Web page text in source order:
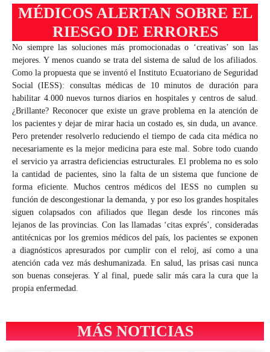
MÉDICOS ALERTAN SOBRE EL
RIESGO DE ERRORES
No siempre las soluciones más promocionadas o ‘creativas’ son las
mejores. Y menos cuando se trata del sistema de salud de los afiliados.
Como la propuesta que se inventó el Instituto Ecuatoriano de Seguridad
Social (IESS): consultas médicas de 10 minutos de duración para
habilitar 4.000 nuevos turnos diarios en hospitales y centros de salud.
¿Brillante? Reconocer que existe un grave problema en la atención de
los pacientes y dejar de mirar hacia un costado es, sin duda, un avance.
Pero pretender resolverlo reduciendo el tiempo de cada cita médica no
necesariamente es la mejor medicina para este mal. Sobre todo cuando
el servicio ya arrastra deficiencias estructurales. El problema no es solo
la cantidad de pacientes, sino la falta de un sistema que funcione de
forma eficiente. Muchos centros médicos del IESS no cumplen su
función de descongestionar la demanda, y por eso los grandes hospitales
siguen colapsados con afiliados que llegan desde los rincones más
lejanos de las provincias. Con las llamadas ‘citas exprés’, consideradas
antitécnicas por los gremios médicos del país, los pacientes se exponen
a diagnósticos apresurados por cumplir con el reloj, así como a una
atención cada vez más deshumanizada. En salud, las prisas casi nunca
son buenas consejeras. Y al final, puede salir más cara la cura que la
propia enfermedad.
MÁS NOTICIAS